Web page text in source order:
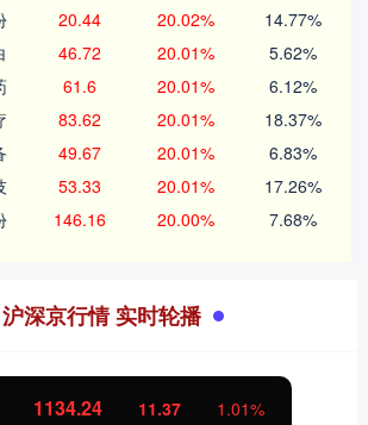
20.44 20.02% 14.77%
46.72 20.01% 5.62%
61.6 20.01% 6.12%
83.62 20.01% 18.37%
49.67 20.01% 6.83%
53.33 20.01% 17.26%
146.16 20.00% 7.68%
沪深京行情 实时轮播
1134.24 11.37 1.01%